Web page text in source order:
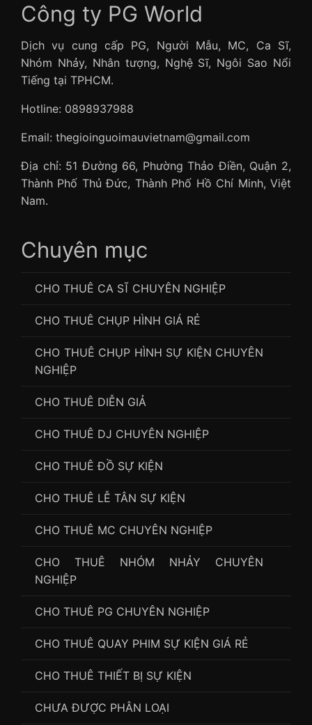
Công ty PG World
Dịch vụ cung cấp PG, Người Mẫu, MC, Ca Sĩ,
Nhóm Nhảy, Nhân tượng, Nghệ Sĩ, Ngôi Sao Nổi
Tiếng tại TPHCM.
Hotline: 0898937988
Email: thegioinguoimauvietnam@gmail.com
Địa chỉ: 51 Đường 66, Phường Thảo Điền, Quận 2,
Thành Phố Thủ Đức, Thành Phố Hồ Chí Minh, Việt
Nam.
Chuyên mục
CHO THUÊ CA SĨ CHUYÊN NGHIỆP
CHO THUÊ CHỤP HÌNH GIÁ RẺ
CHO THUÊ CHỤP HÌNH SỰ KIỆN CHUYÊN
NGHIỆP
CHO THUÊ DIỄN GIẢ
CHO THUÊ DJ CHUYÊN NGHIỆP
CHO THUÊ ĐỒ SỰ KIỆN
CHO THUÊ LỄ TÂN SỰ KIỆN
CHO THUÊ MC CHUYÊN NGHIỆP
CHO THUÊ NHÓM NHẢY CHUYÊN
NGHIỆP
CHO THUÊ PG CHUYÊN NGHIỆP
CHO THUÊ QUAY PHIM SỰ KIỆN GIÁ RẺ
CHO THUÊ THIẾT BỊ SỰ KIỆN
CHƯA ĐƯỢC PHÂN LOẠI